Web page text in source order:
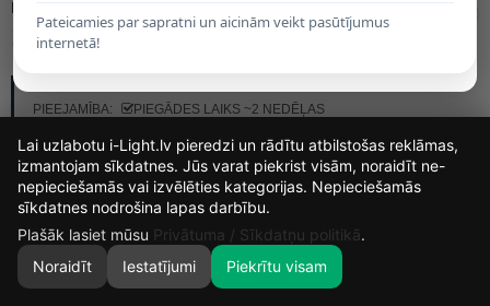
0
MODELIS:
14.85€
PIEEJAMĪBA:
PIEGĀDES LAIKS ~2 NEDĒĻAS
Pateicamies par sapratni un aicinām veikt pasūtījumus
internetā!
16
DIENAS
8
STUNDAS
40
MIN.
20
Lai uzlabotu i-Light.lv pieredzi un rādītu atbilstošas reklāmas,
izmantojam sīkdatnes. Jūs varat piekrist visām, noraidīt ne-
nepieciešamās vai izvēlēties kategorijas. Nepieciešamās
sīkdatnes nodrošina lapas darbību.
Plašāk lasiet mūsu Privātuma / Sīkdatņu politikā.
Noraidīt
Iestatījumi Piekrītu visam